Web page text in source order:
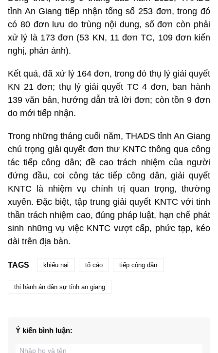
tỉnh An Giang tiếp nhận tổng số 253 đơn, trong đó
có 80 đơn lưu do trùng nội dung, số đơn còn phải
xử lý là 173 đơn (53 KN, 11 đơn TC, 109 đơn kiến
nghị, phản ánh).
Kết quả, đã xử lý 164 đơn, trong đó thụ lý giải quyết
KN 21 đơn; thụ lý giải quyết TC 4 đơn, ban hành
139 văn bản, hướng dẫn trả lời đơn; còn tồn 9 đơn
do mới tiếp nhận.
Trong những tháng cuối năm, THADS tỉnh An Giang
chú trọng giải quyết đơn thư KNTC thông qua công
tác tiếp công dân; đề cao trách nhiệm của người
đứng đầu, coi công tác tiếp công dân, giải quyết
KNTC là nhiệm vụ chính trị quan trọng, thường
xuyên. Đặc biệt, tập trung giải quyết KNTC với tinh
thần trách nhiệm cao, đúng pháp luật, hạn chế phát
sinh những vụ việc KNTC vượt cấp, phức tạp, kéo
dài trên địa bàn.
TAGS khiếu nại tố cáo tiếp công dân
thi hành án dân sự tỉnh an giang
Ý kiến bình luận: